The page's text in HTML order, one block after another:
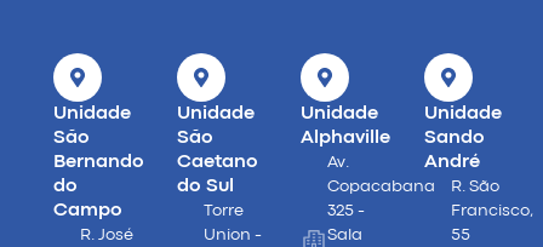
Unidade
São
Bernando
do
Campo
R. José
Unidade
São
Caetano
do Sul
Torre
Union -
Unidade
Alphaville
Av.
Copacabana
325 -
Sala
Unidade
Sando
André
R. São
Francisco,
55